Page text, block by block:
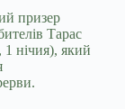
призер
Тарас
нічия), який